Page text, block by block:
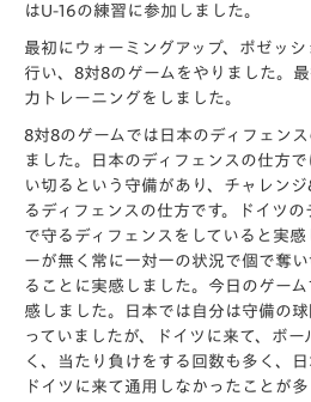
はU-16の練習に参加しました。
最初にウォーミングアップ、ポゼッ
行い、8対8のゲームをやりました。
力トレーニングをしました。
8対8のゲームでは日本のディフェン
ました。日本のディフェンスの仕方
い切るという守備があり、チャレン
るディフェンスの仕方です。ドイツ
で守るディフェンスをしていると実
ーが無く常に一対一の状況で個で奪
ることに実感しました。今日のゲー
感しました。日本では自分は守備の
っていましたが、ドイツに来て、ボ
く、当たり負けをする回数も多く、
ドイツに来て通用しなかったことが